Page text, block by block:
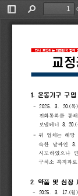
Toggle
Sidebar
Find
다시 도약하는 대한민국 함께
교
1. 운동기구 구입
- 2025. 3. 20.(목)
전화통화를 통해
보낼테니 3. 20.(
- 위 업체는 해당
속한
날짜인 3.
시도하였으나
구치 소 복지과로
2. 약품 및 심장
- 2025. 3. 17.(월 )